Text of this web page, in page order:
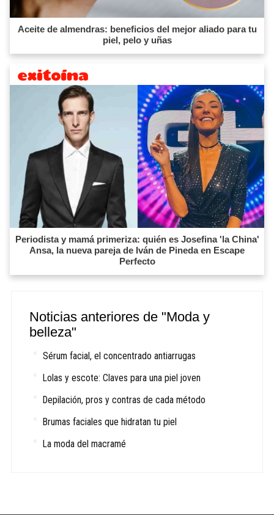
Aceite de almendras: beneficios del mejor aliado para tu
piel, pelo y uñas
Periodista y mamá primeriza: quién es Josefina 'la China'
Ansa, la nueva pareja de Iván de Pineda en Escape
Perfecto
Noticias anteriores de "Moda y
belleza"
Sérum facial, el concentrado antiarrugas
Lolas y escote: Claves para una piel joven
Depilación, pros y contras de cada método
Brumas faciales que hidratan tu piel
La moda del macramé